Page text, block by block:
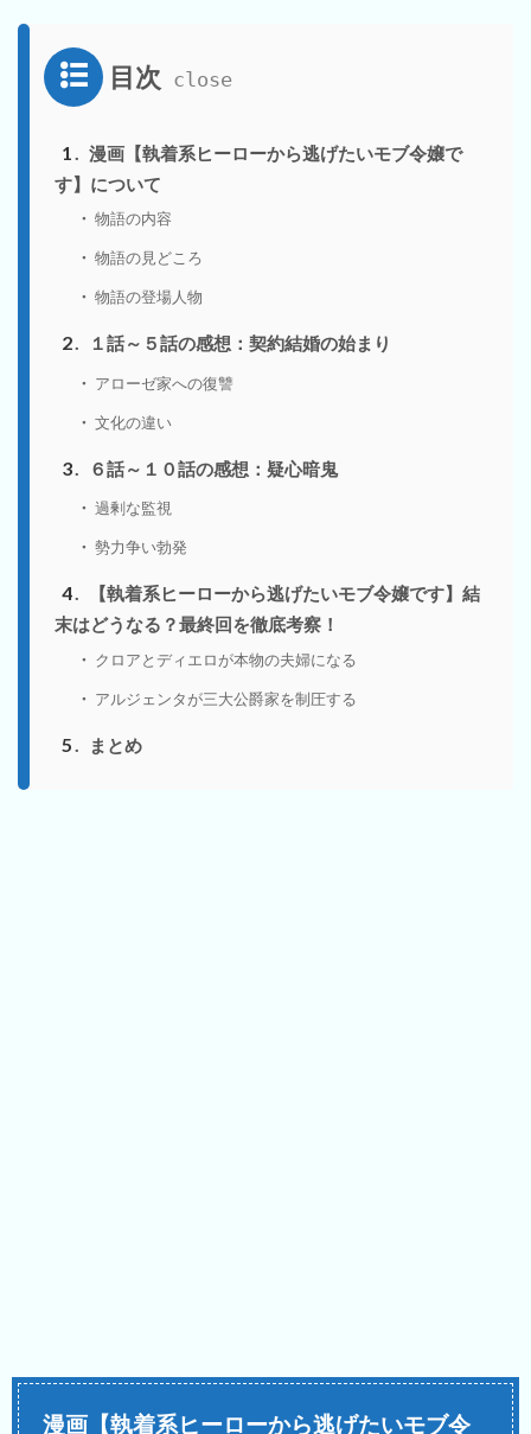
目次
1
漫画【執着系ヒーローから逃げたいモブ令嬢で
す】について
物語の内容
物語の見どころ
物語の登場人物
2 １話～５話の感想：契約結婚の始まり
アローゼ家への復讐
文化の違い
3 ６話～１０話の感想：疑心暗鬼
過剰な監視
勢力争い勃発
4
【執着系ヒーローから逃げたいモブ令嬢です】結
末はどうなる？最終回を徹底考察！
クロアとディエロが本物の夫婦になる
アルジェンタが三大公爵家を制圧する
5 まとめ
漫画【執着系ヒーローから逃げたいモブ令